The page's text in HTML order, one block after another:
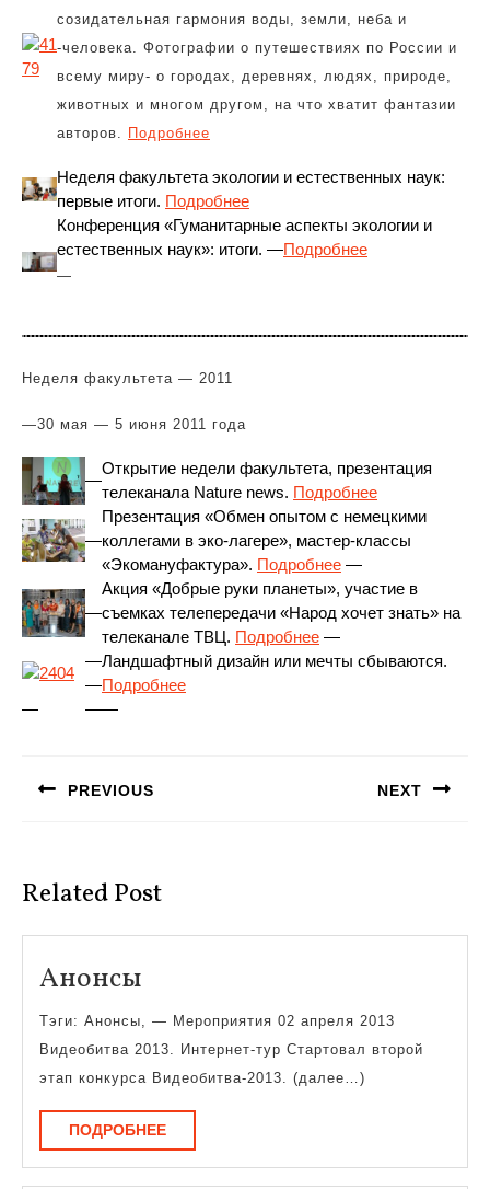
созидательная гармония воды, земли, неба и
-человека. Фотографии о путешествиях по России и
всему миру- о городах, деревнях, людях, природе,
животных и многом другом, на что хватит фантазии
авторов. Подробнее
Неделя факультета экологии и естественных наук:
первые итоги. Подробнее
Конференция «Гуманитарные аспекты экологии и
естественных наук»: итоги. —Подробнее
—
Неделя факультета — 2011
—30 мая — 5 июня 2011 года
—
Открытие недели факультета, презентация
телеканала Nature news. Подробнее
—
Презентация «Обмен опытом с немецкими
коллегами в эко-лагере», мастер-классы
«Экомануфактура». Подробнее —
—
Акция «Добрые руки планеты», участие в
съемках телепередачи «Народ хочет знать» на
телеканале ТВЦ. Подробнее —
—
—
Ландшафтный дизайн или мечты сбываются.
Подробнее
—
——
записям
PREVIOUS NEXT
Related Post
Анонсы
Тэги: Анонсы, — Мероприятия 02 апреля 2013
Видеобитва 2013. Интернет-тур Стартовал второй
этап конкурса Видеобитва-2013. (далее…)
ПОДРОБНЕЕПОДРОБНЕЕ